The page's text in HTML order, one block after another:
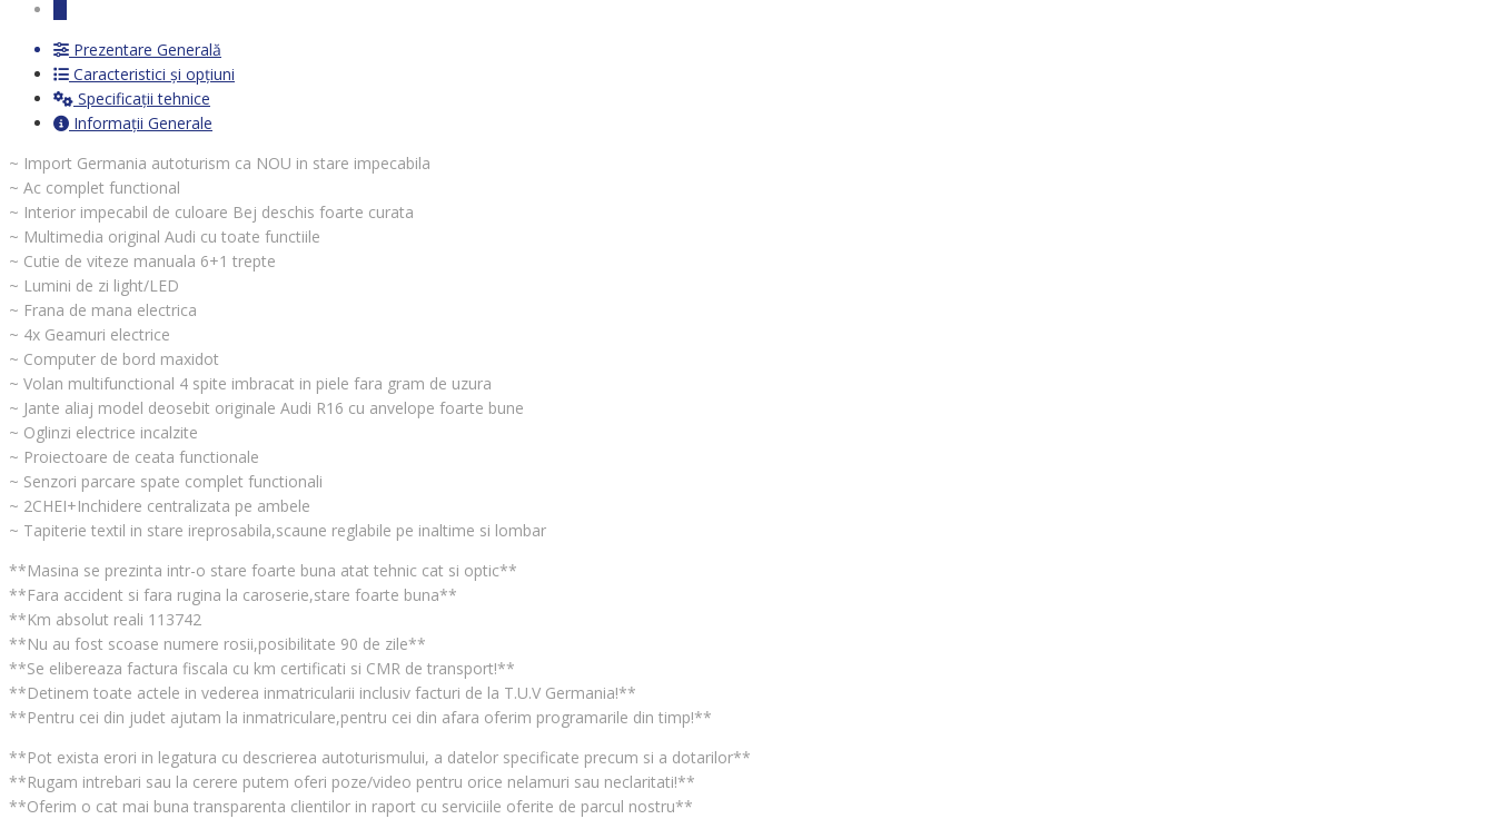
Prezentare Generală
Caracteristici și opțiuni
Specificații tehnice
Informații Generale
~ Import Germania autoturism ca NOU in stare impecabila
~ Ac complet functional
~ Interior impecabil de culoare Bej deschis foarte curata
~ Multimedia original Audi cu toate functiile
~ Cutie de viteze manuala 6+1 trepte
~ Lumini de zi light/LED
~ Frana de mana electrica
~ 4x Geamuri electrice
~ Computer de bord maxidot
~ Volan multifunctional 4 spite imbracat in piele fara gram de uzura
~ Jante aliaj model deosebit originale Audi R16 cu anvelope foarte bune
~ Oglinzi electrice incalzite
~ Proiectoare de ceata functionale
~ Senzori parcare spate complet functionali
~ 2CHEI+Inchidere centralizata pe ambele
~ Tapiterie textil in stare ireprosabila,scaune reglabile pe inaltime si lombar
**Masina se prezinta intr-o stare foarte buna atat tehnic cat si optic**
**Fara accident si fara rugina la caroserie,stare foarte buna**
**Km absolut reali 113742
**Nu au fost scoase numere rosii,posibilitate 90 de zile**
**Se elibereaza factura fiscala cu km certificati si CMR de transport!**
**Detinem toate actele in vederea inmatricularii inclusiv facturi de la T.U.V Germania!**
**Pentru cei din judet ajutam la inmatriculare,pentru cei din afara oferim programarile din timp!**
**Pot exista erori in legatura cu descrierea autoturismului, a datelor specificate precum si a dotarilor**
**Rugam intrebari sau la cerere putem oferi poze/video pentru orice nelamuri sau neclaritati!**
**Oferim o cat mai buna transparenta clientilor in raport cu serviciile oferite de parcul nostru**